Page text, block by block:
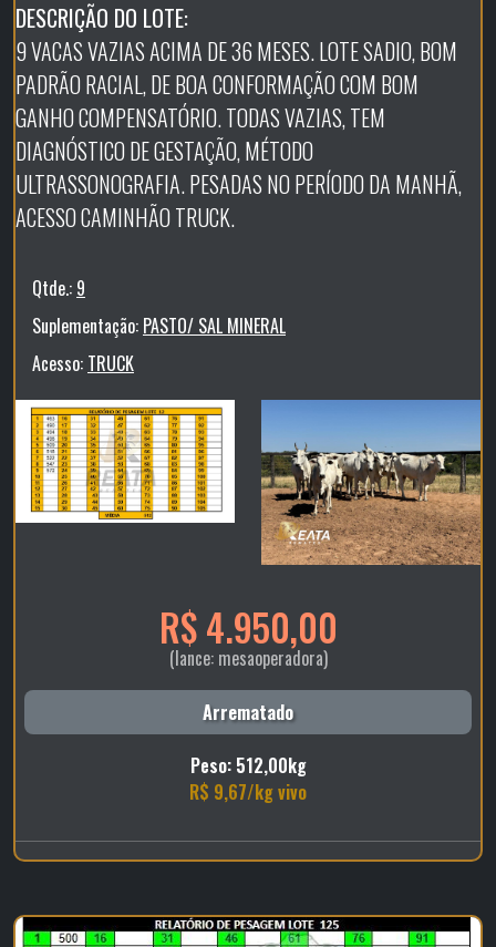
DESCRIÇÃO DO LOTE:
9 VACAS VAZIAS ACIMA DE 36 MESES. LOTE SADIO, BOM
PADRÃO RACIAL, DE BOA CONFORMAÇÃO COM BOM
GANHO COMPENSATÓRIO. TODAS VAZIAS, TEM
DIAGNÓSTICO DE GESTAÇÃO, MÉTODO
ULTRASSONOGRAFIA. PESADAS NO PERÍODO DA MANHÃ,
ACESSO CAMINHÃO TRUCK.
Qtde.: 9
Suplementação: PASTO/ SAL MINERAL
Acesso: TRUCK
R$ 4.950,00
(lance: mesaoperadora)
Arrematado
Peso: 512,00kg
R$ 9,67/kg vivo